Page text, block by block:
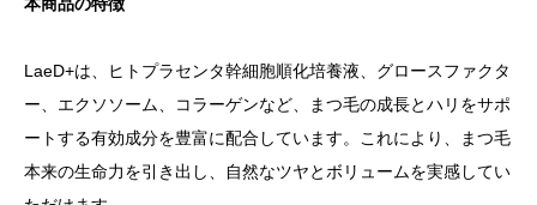
LaeD+は、ヒトプラセンタ幹細胞順化培養液、グロースファクタ
ー、エクソソーム、コラーゲンなど、まつ毛の成長とハリをサポ
ートする有効成分を豊富に配合しています。これにより、まつ毛
本来の生命力を引き出し、自然なツヤとボリュームを実感してい